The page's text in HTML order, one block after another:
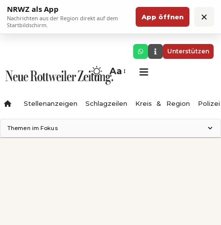
NRWZ als App
Nachrichten aus der Region direkt auf dem
Startbildschirm.
App öffnen ×
Unterstützen
Aa
Stellenanzeigen Schlagzeilen Kreis & Region Polizei
Themen im Fokus